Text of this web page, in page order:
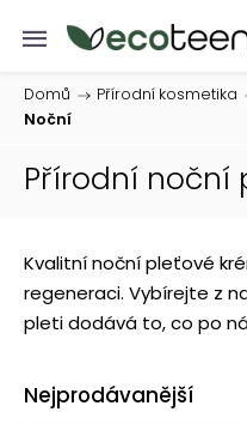
Domů / Přírodní kosmetika
Noční
Přírodní noční
Kvalitní noční pleťové
regeneraci. Vybírejte z
pleti dodává to, co po
Nejprodávanější